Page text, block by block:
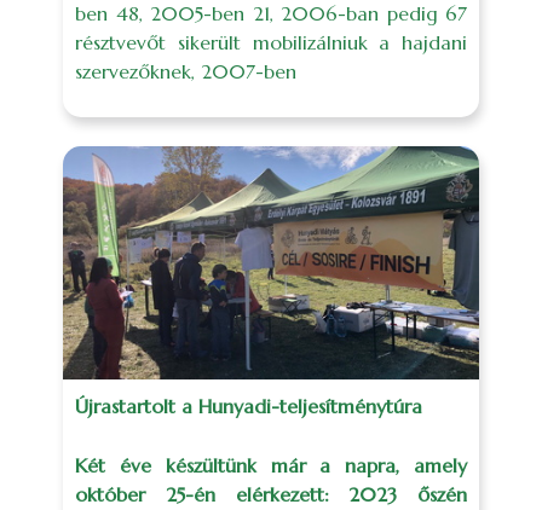
ben 48, 2005-ben 21, 2006-ban pedig 67
résztvevőt sikerült mobilizálniuk a hajdani
szervezőknek, 2007-ben
Újrastartolt a Hunyadi-teljesítménytúra
Két éve készültünk már a napra, amely
október 25-én elérkezett: 2023 őszén